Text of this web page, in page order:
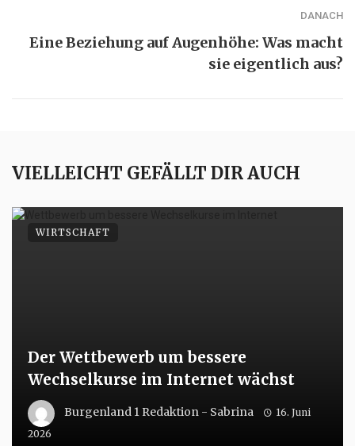
DANACH
Eine Beziehung auf Augenhöhe: Was macht
sie eigentlich aus?
VIELLEICHT GEFÄLLT DIR AUCH
Der Wettbewerb um bessere
Wechselkurse im Internet wächst
Burgenland 1 Redaktion - Sabrina
16. Juni
2026
WIRTSCHAFT